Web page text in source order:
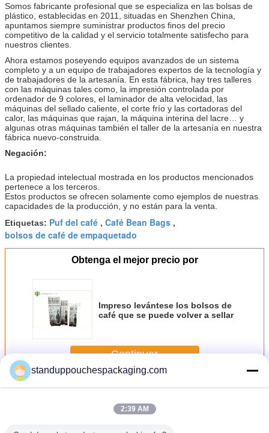
Somos fabricante profesional que se especializa en las bolsas de
plástico, establecidas en 2011, situadas en Shenzhen China,
apuntamos siempre suministrar productos finos del precio
competitivo de la calidad y el servicio totalmente satisfecho para
nuestros clientes.
Ahora estamos poseyendo equipos avanzados de un sistema
completo y a un equipo de trabajadores expertos de la tecnología y
de trabajadores de la artesanía. En esta fábrica, hay tres talleres
con las máquinas tales como, la impresión controlada por
ordenador de 9 colores, el laminador de alta velocidad, las
máquinas del sellado caliente, el corte frío y las cortadoras del
calor, las máquinas que rajan, la máquina interina del lacre… y
algunas otras máquinas también el taller de la artesanía en nuestra
fábrica nuevo-construida.
Negación:
La propiedad intelectual mostrada en los productos mencionados
pertenece a los terceros.
Estos productos se ofrecen solamente como ejemplos de nuestras
capacidades de la producción, y no están para la venta.
Etiquetas: Puf del café , Café Bean Bags ,
bolsos de café de empaquetado
Obtenga el mejor precio por
Impreso levántese los bolsos de
café que se puede volver a sellar
Continuar
MásBolsos de empaquetado del café
standuppouchespackaging.com
2:39 AM